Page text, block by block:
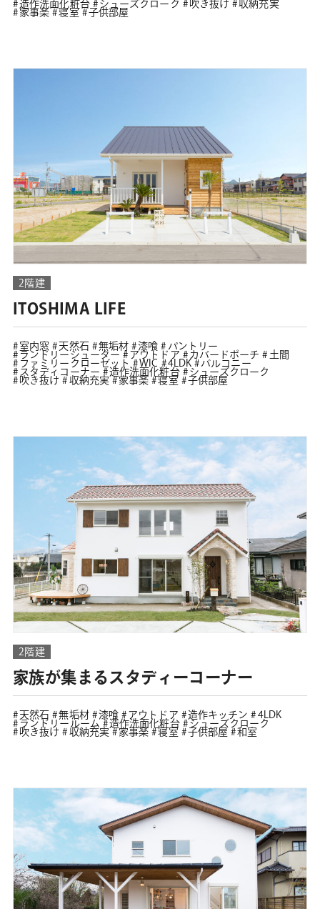
造作洗面化粧台 シューズクローク 吹き抜け
収納充実
家事楽
寝室 子供部屋
2階建
ITOSHIMA LIFE
室内窓 天然石 無垢材 漆喰
パントリー
ランドリーシューター
アウトドア カバードポーチ
土間
ファミリークローゼット
WIC 4LDK
バルコニー
スタディコーナー
造作洗面化粧台
シューズクローク
吹き抜け
収納充実 家事楽 寝室 子供部屋
2階建
家族が集まるスタディーコーナー
天然石 無垢材 漆喰 アウトドア 造作キッチン
4LDK
ランドリールーム
造作洗面化粧台
シューズクローク
吹き抜け
収納充実 家事楽 寝室 子供部屋 和室